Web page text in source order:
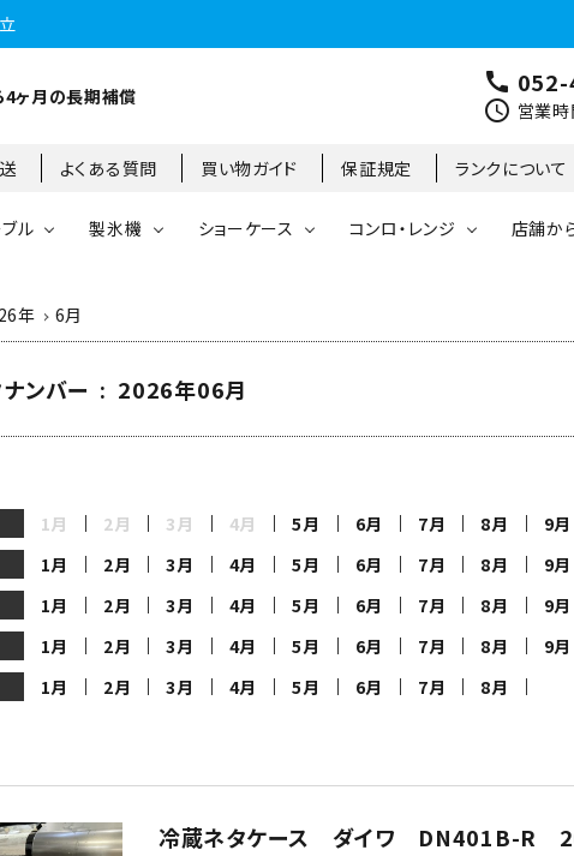
ヶ月の長期補償 call
schedule 営業時
よくある質問 買い物ガイド 保証規定 ランクについて
コールドテーブル 製氷機
対面ショーケース ネタケース
業務用オーブン フライヤー
スープレンジ
縦型冷凍庫 縦型冷凍冷蔵庫
ル
台下冷凍庫 台下冷凍冷蔵庫
製氷機
35kg 45kg
75kg 85kg
チップ・フレークアイス ビッグアイス・その他異形
ショーケース
リーチインタイプ オープンショーケース
ホットショーケース
コンロ・レンジ
ガステーブル ガスレンジ
店舗か
大阪店 東京町田店
年 6月
ナンバー : 2026年06月
1月 2月 3月 4月 5月 6月 7月 8月 9月
1月 2月 3月 4月 5月 6月 7月 8月 9月
1月 2月 3月 4月 5月 6月 7月 8月 9月
1月 2月 3月 4月 5月 6月 7月 8月 9月
1月 2月 3月 4月 5月 6月 7月 8月
冷蔵ネタケース ダイワ DN401B-R